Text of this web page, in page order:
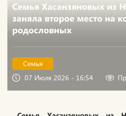
Семья Хасанзяновых из
заняла второе место на
родословных
Семья
07 Июля 2026 - 16:54